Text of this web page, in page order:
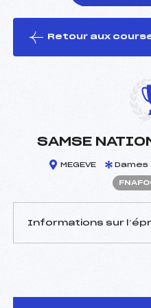
le ski
Retour aux
SAMSE
MEGEVE Dames
Informations sur